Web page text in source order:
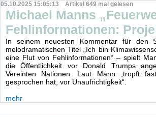
05.10.2025 15:05:13 Artikel 649 mal gelesen
Michael Manns
Fehlinformationen:
In seinem neuesten Kommentar für den
melodramatischen Titel „Ich bin
eine Flut von Fehlinformationen“ – spielt
die Öffentlichkeit vor Donald Trumps
Vereinten Nationen. Laut Mann „tropft
gesprochen hat, vor Unaufrichtigkeit“.
mehr